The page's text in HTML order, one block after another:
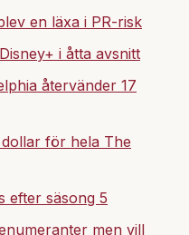
en läxa i PR-risk
i åtta avsnitt
återvänder 17
för hela The
efter säsong 5
men vill